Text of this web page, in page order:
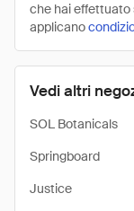
Vedi altri
SOL Botanicals
Springboard
Justice
che hai effettuato
applicano